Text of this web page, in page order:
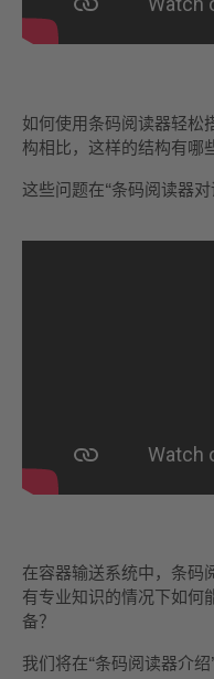
如何使用条码阅读器轻松
构相比，这样的结构有哪
这些问题在“条码阅读器对
在容器输送系统中，条码
有专业知识的情况下如何
备？
我们将在“条码阅读器介